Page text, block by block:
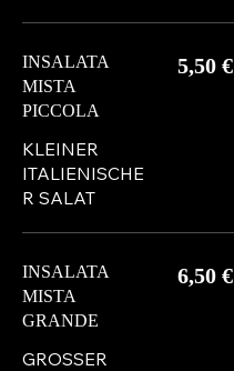
INSALATA
MISTA
PICCOLA
KLEINER
ITALIENISCHE
R SALAT
5,50 €
INSALATA
MISTA
GRANDE
GROSSER
6,50 €